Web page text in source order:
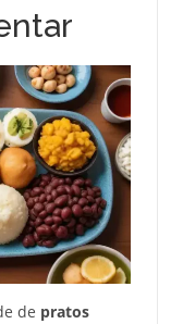
de pratos